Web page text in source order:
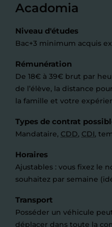
Acadomia
Niveau d'études
Bac+3 minimum acquis
Rémunération
De 18€ à 39€ brut par
de l’élève, la distance
la famille et votre
Types de contrat
Mandataire, CDD, CDI,
Horaires
Ajustables : vous fixez le
souhaitez par semaine
Transport
Posséder un véhicule
déplacer dans toute la